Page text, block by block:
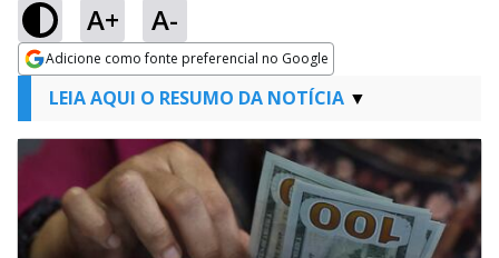
A+ A-
Adicione como fonte preferencial no Google
Opens in new window
LEIA AQUI O RESUMO DA NOTÍCIA